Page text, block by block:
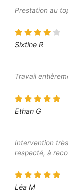
Prestation au
Sixtine R
Travail
Ethan G
Intervention
respecté, à
Léa M